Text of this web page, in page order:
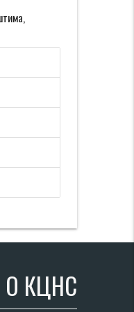
О КЦНС